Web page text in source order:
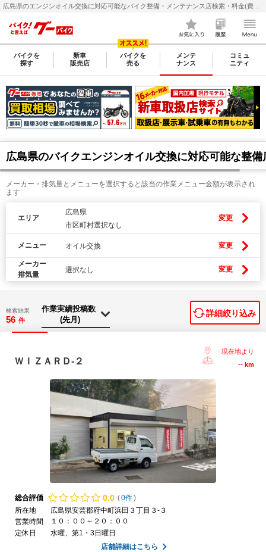
バイクを
探す
新車
販売店
バイクを
売る
メンテ
ナンス
コミュ
ニティ
広島県のバイクエンジンオイル交換に対応可能な整備
メーカー・排気量とメニューを選択すると該当の作業メニュー金額が表示され
ます
エリア
広島県
市区町村選択なし
変更
メニュー オイル交換 変更
メーカー
排気量
選択なし 変更
検索結果
56 件
詳細絞り込み
ＷＩＺＡＲＤ‐２
現在地より
-- km
総合評価 0.0 (0件)
所在地
広島県安芸郡府中町浜田３丁目３-３
営業時間
１０：００～２０：００
定休日
水曜、第1・3日曜日
店舗詳細はこちら